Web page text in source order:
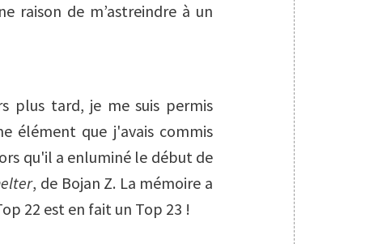
raison de m’astreindre à un
plus tard, je me suis permis
élément que j'avais commis
qu'il a enluminé le début de
, de Bojan Z. La mémoire a
22 est en fait un Top 23 !